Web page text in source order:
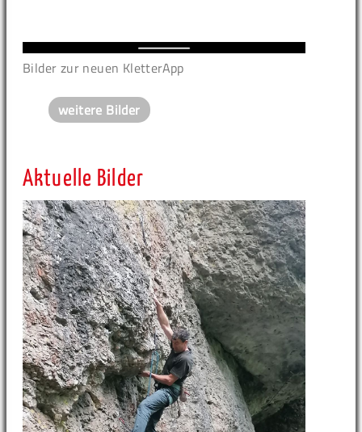
Bilder zur neuen KletterApp
weitere Bilder
Aktuelle Bilder